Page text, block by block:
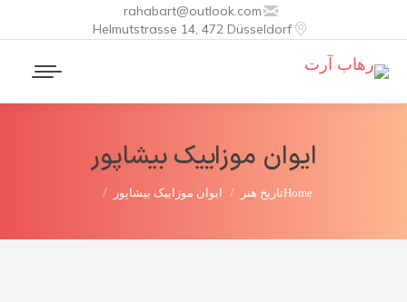
rahabart@outlook.com
Helmutstrasse 14, 472 Düsseldorf
ایوان موزاییک بیشاپور
You are here:
Homeتاریخ هنر ایوان موزاییک بیشاپور